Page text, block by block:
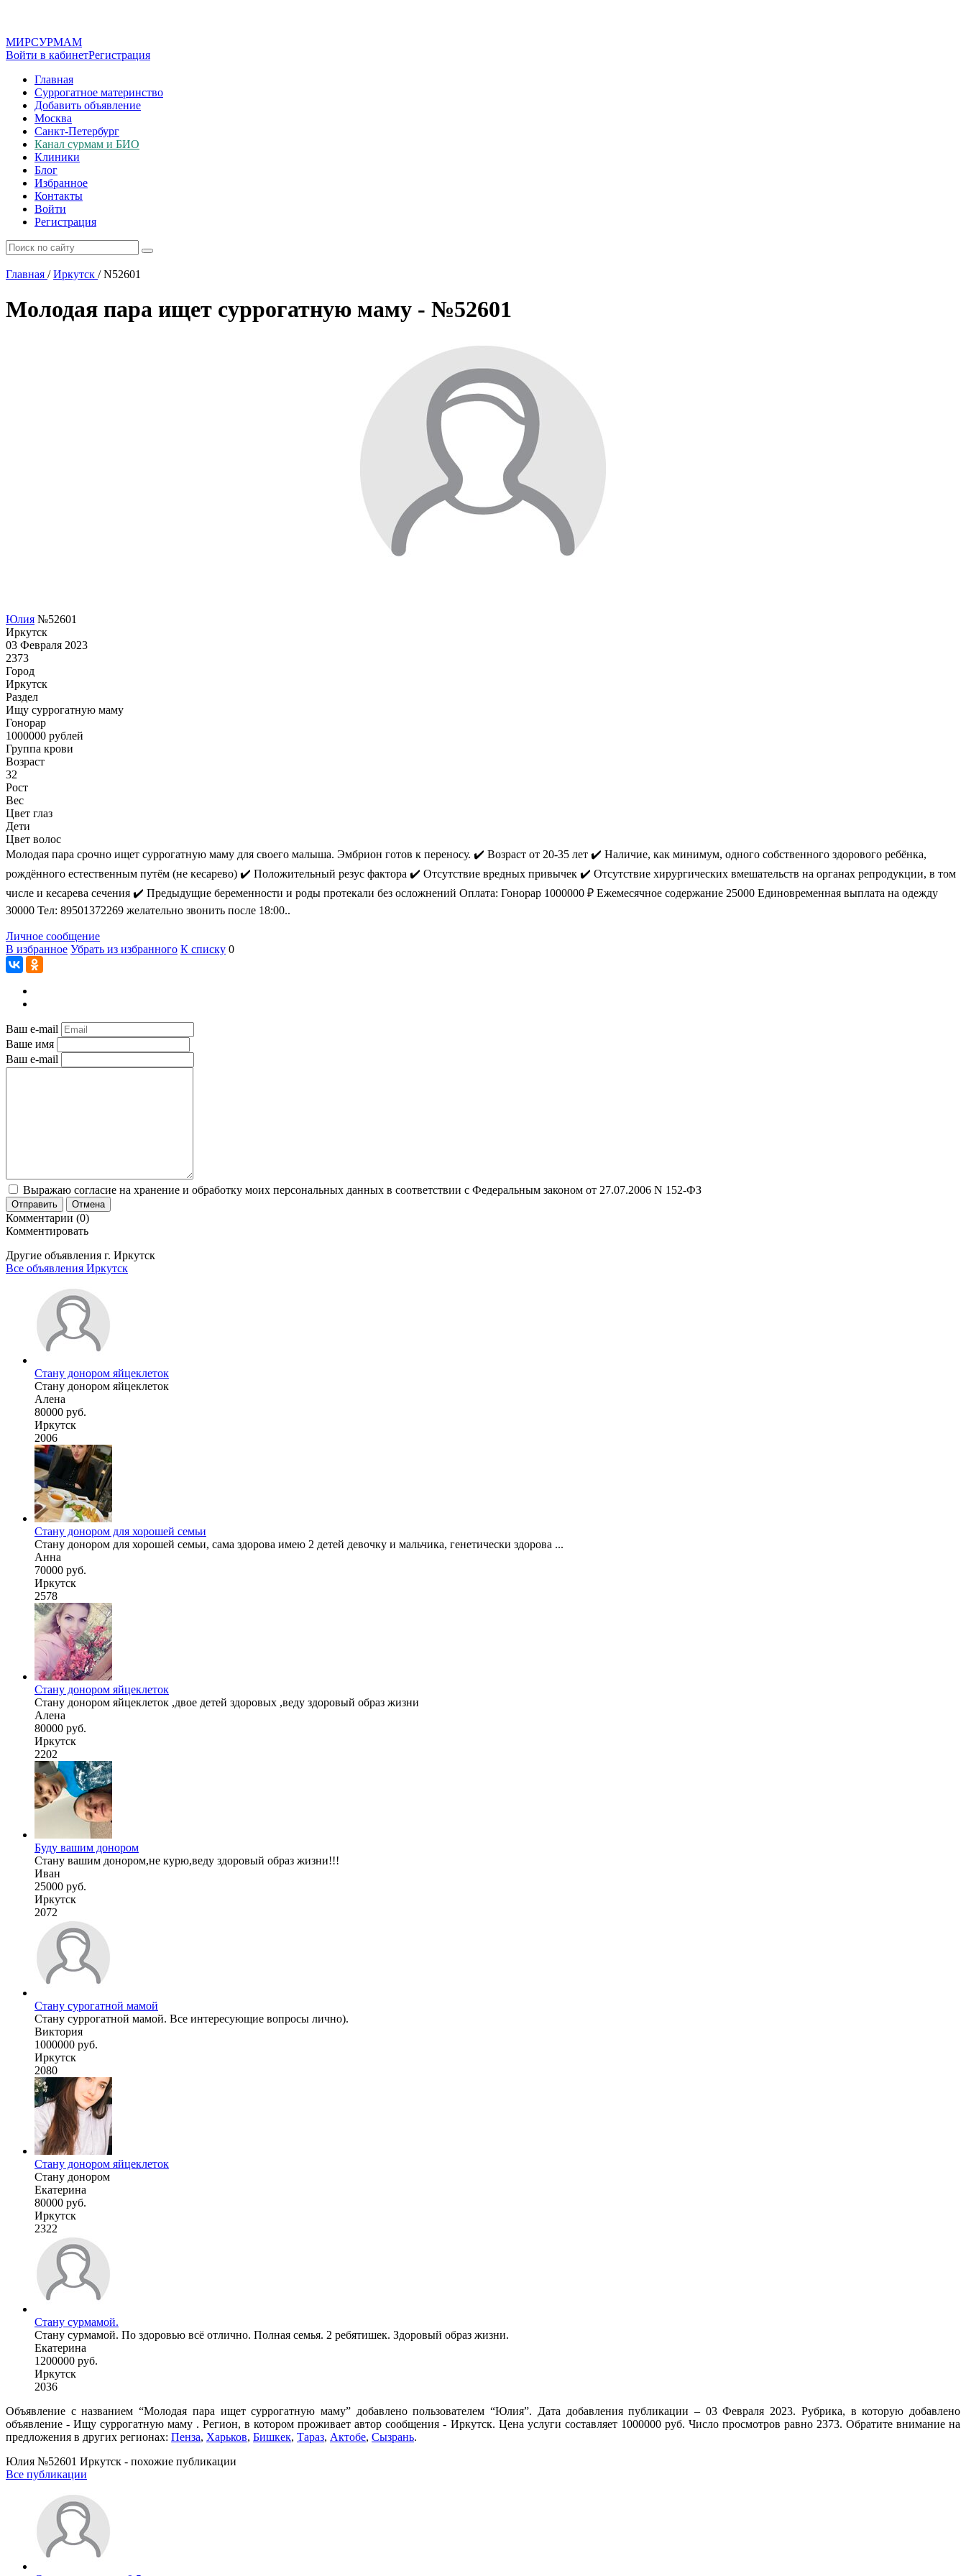
МИРСУРМАМ
Войти в кабинетРегистрация
Главная
Суррогатное материнство
Добавить объявление
Москва
Санкт-Петербург
Канал сурмам и БИО
Клиники
Блог
Избранное
Контакты
Войти
Регистрация
Главная / Иркутск /N52601
Молодая пара ищет суррогатную маму - №52601
Юлия №52601
Иркутск
03 Февраля 2023
2373
Город
Иркутск
Раздел
Ищу суррогатную маму
Гонoрар
1000000 рублей
Группа крови
Возраст
32
Рост
Вес
Цвет глаз
Дети
Цвет волос
Молодая пара срочно ищет суррогатную маму для своего малыша. Эмбрион готов к переносу. ✔️ Возраст от 20-35 лет ✔️ Наличие, как минимум, одного собственного здорового ребёнка,
рождённого естественным путём (не кесарево) ✔️ Положительный резус фактора ✔️ Отсутствие вредных привычек ✔️ Отсутствие хирургических вмешательств на органах репродукции, в том
числе и кесарева сечения ✔️ Предыдущие беременности и роды протекали без осложнений Оплата: Гонорар 1000000 ₽ Ежемесячное содержание 25000 Единовременная выплата на одежду
30000 Тел: 89501372269 желательно звонить после 18:00..
Личное сообщение
В избранное Убрать из избранного К списку 0
Ваш e-mail
Ваше имя
Ваш e-mail
Выражаю согласие на хранение и обработку моих персональных данных в соответствии с Федеральным законом от 27.07.2006 N 152-ФЗ
Отправить Отмена
Комментарии (0)
Комментировать
Другие объявления г. Иркутск
Все объявления Иркутск
Стану донором яйцеклеток
Стану донором яйцеклеток
Алена
80000 руб.
Иркутск
2006
Стану донором для хорошей семьи
Стану донором для хорошей семьи, сама здорова имею 2 детей девочку и мальчика, генетически здорова ...
Анна
70000 руб.
Иркутск
2578
Стану донором яйцеклеток
Стану донором яйцеклеток ,двое детей здоровых ,веду здоровый образ жизни
Алена
80000 руб.
Иркутск
2202
Буду вашим донором
Стану вашим донором,не курю,веду здоровый образ жизни!!!
Иван
25000 руб.
Иркутск
2072
Стану сурогатной мамой
Стану суррогатной мамой. Все интересующие вопросы лично).
Виктория
1000000 руб.
Иркутск
2080
Стану донором яйцеклеток
Стану донором
Екатерина
80000 руб.
Иркутск
2322
Стану сурмамой.
Стану сурмамой. По здоровью всё отлично. Полная семья. 2 ребятишек. Здоровый образ жизни.
Екатерина
1200000 руб.
Иркутск
2036
Объявление с названием “Молодая пара ищет суррогатную маму” добавлено пользователем “Юлия”. Дата добавления публикации – 03 Февраля 2023. Рубрика, в которую добавлено
объявление - Ищу суррогатную маму . Регион, в котором проживает автор сообщения - Иркутск. Цена услуги составляет 1000000 руб. Число просмотров равно 2373. Обратите внимание на
предложения в других регионах: Пенза, Харьков, Бишкек, Тараз, Актобе, Сызрань.
Юлия №52601 Иркутск - похожие публикации
Все публикации